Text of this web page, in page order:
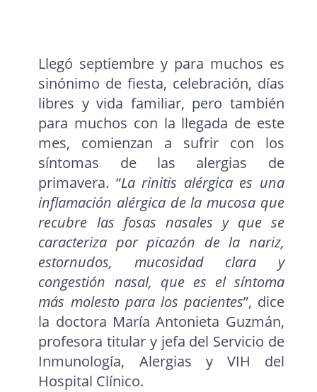
Llegó septiembre y para muchos es
sinónimo de fiesta, celebración, días
libres y vida familiar, pero también
para muchos con la llegada de este
mes, comienzan a sufrir con los
síntomas de las alergias de
primavera. “La rinitis alérgica es una
inflamación alérgica de la mucosa que
recubre las fosas nasales y que se
caracteriza por picazón de la nariz,
estornudos, mucosidad clara y
congestión nasal, que es el síntoma
más molesto para los pacientes”, dice
la doctora María Antonieta Guzmán,
profesora titular y jefa del Servicio de
Inmunología, Alergias y VIH del
Hospital Clínico.